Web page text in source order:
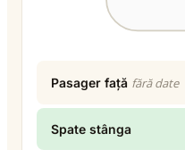
Pasager față fără date
Spate stânga